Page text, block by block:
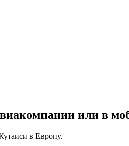
или в
в Европу.